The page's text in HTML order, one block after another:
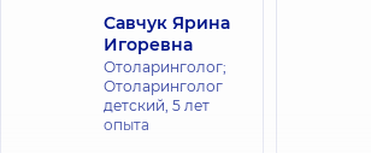
Савчук Ярина
Игоревна
Отоларинголог;
Отоларинголог
детский, 5 лет
опыта